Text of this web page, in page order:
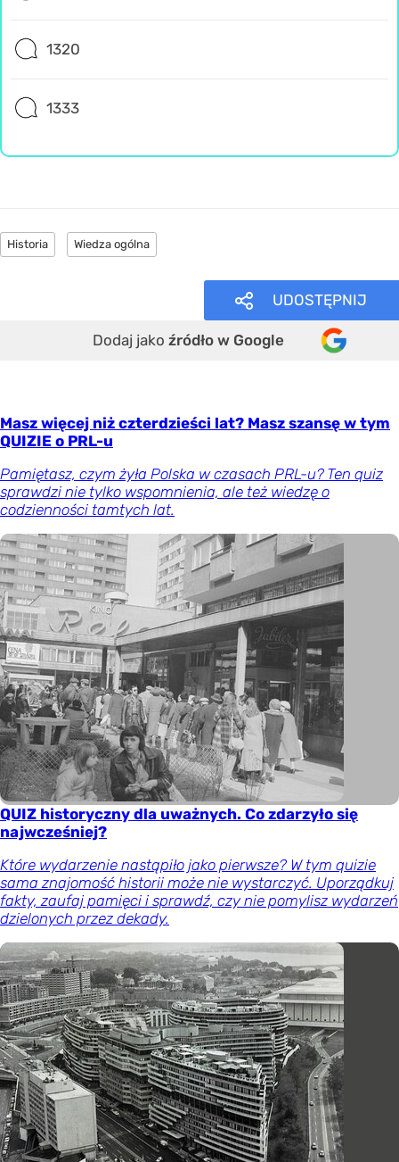
1320
1333
Historia Wiedza ogólna
UDOSTĘPNIJ
Dodaj jako źródło w Google
Masz więcej niż czterdzieści lat? Masz szansę w tym
QUIZIE o PRL-u
Pamiętasz, czym żyła Polska w czasach PRL-u? Ten quiz
sprawdzi nie tylko wspomnienia, ale też wiedzę o
codzienności tamtych lat.
QUIZ historyczny dla uważnych. Co zdarzyło się
najwcześniej?
Które wydarzenie nastąpiło jako pierwsze? W tym quizie
sama znajomość historii może nie wystarczyć. Uporządkuj
fakty, zaufaj pamięci i sprawdź, czy nie pomylisz wydarzeń
dzielonych przez dekady.